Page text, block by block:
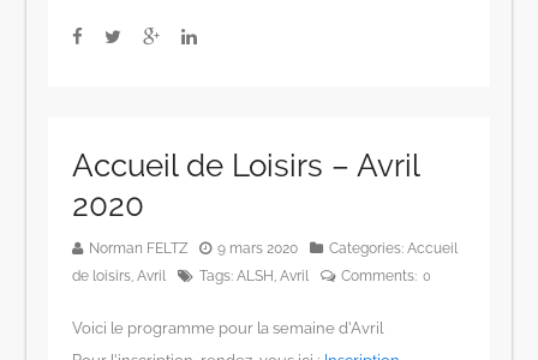
Accueil de Loisirs – Avril
2020
Norman FELTZ 9 mars 2020 Categories:Accueil
de loisirs,Avril Tags:ALSH ,Avril Comments: 0
Voici le programme pour la semaine d’Avril